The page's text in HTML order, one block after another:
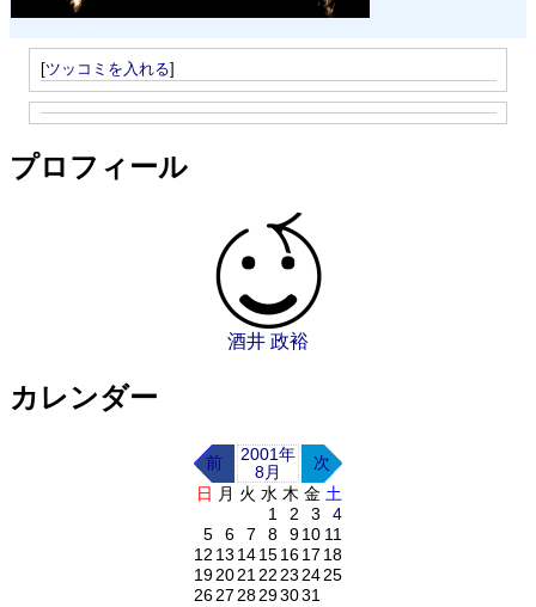
[ツッコミを入れる]
プロフィール
酒井 政裕
カレンダー
前
2001年
8月
次
日 月 火 水 木 金 土
1
2 3
4
5
6 7 8 910 11
12 13 14151617 18
19202122232425
262728293031